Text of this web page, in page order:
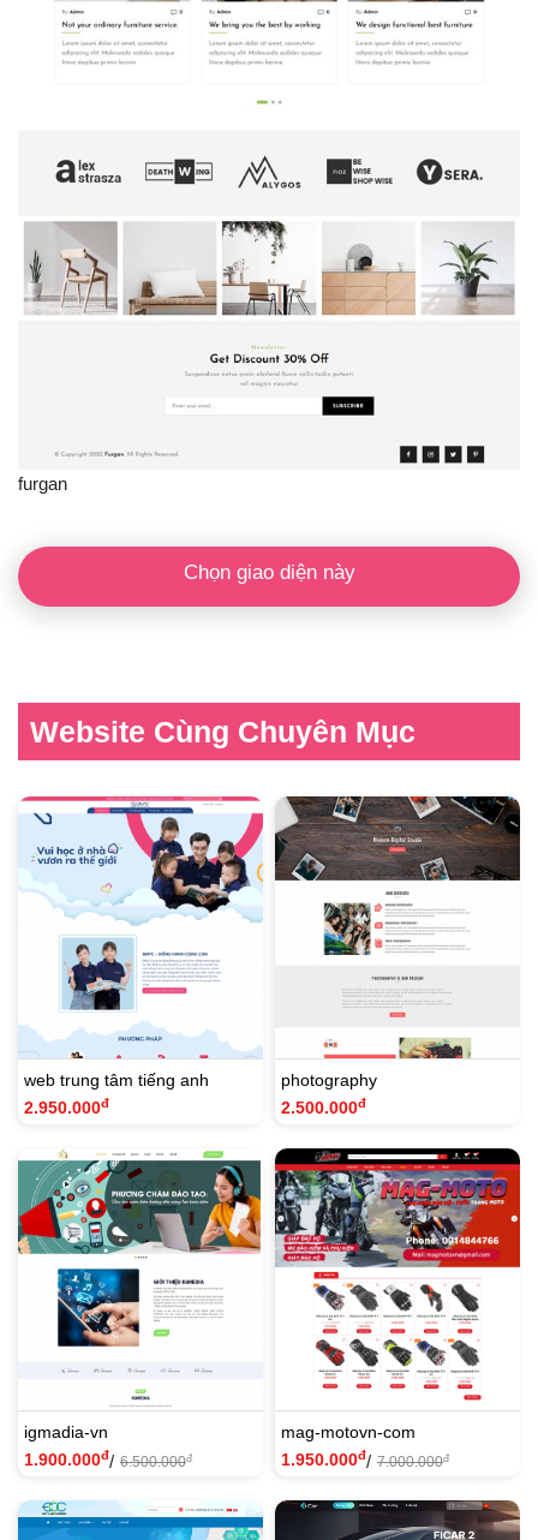
furgan
Chọn giao diện này
Website Cùng Chuyên Mục
web trung tâm tiếng anh
2.950.000đ
photography
2.500.000đ
igmadia-vn
1.900.000đ/ 6.500.000đ
mag-motovn-com
1.950.000đ/ 7.000.000đ